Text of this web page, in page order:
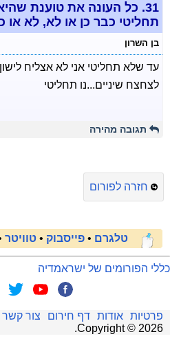
31. כל העונה את טוענת
תחליטי כבר כן או לא, לא או
בן השרון
עד שלא תחליטי אני לא אצליח
לצחצח שיניים...נו תחליטי
תגובה מהירה
חזרה לפורום
טלגרם • פייסבוק • טוויטר
כללי הפורומים של ישראמדיה
פרטיות אודות דף חירום צור קשר
Copyright © 2026
.